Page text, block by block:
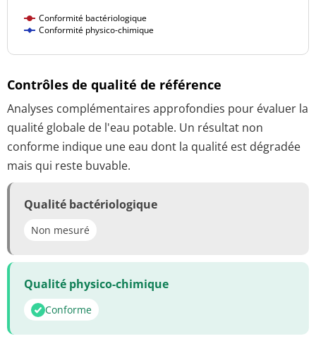
Conformité bactériologique
Conformité physico-chimique
Contrôles de qualité de référence
Analyses complémentaires approfondies pour évaluer la
qualité globale de l'eau potable. Un résultat non
conforme indique une eau dont la qualité est dégradée
mais qui reste buvable.
Qualité bactériologique
Non mesuré
Qualité physico-chimique
Conforme